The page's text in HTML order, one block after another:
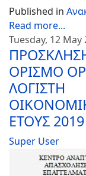
Published in
Read more...
Tuesday, 12 May
ΟΡΙΣΜΟ
ΛΟΓΙΣΤΗ
ΕΤΟΥΣ 2019
Super User